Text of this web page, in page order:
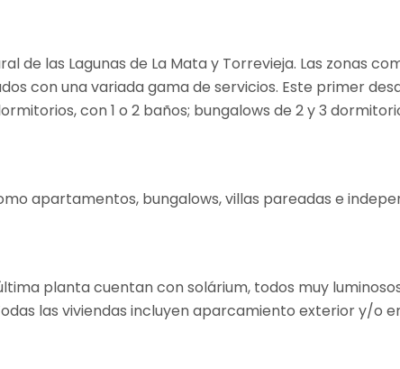
de las Lagunas de La Mata y Torrevieja. Las zonas
con una variada gama de servicios. Este primer
con 1 o 2 baños; bungalows de 2 y 3
apartamentos, bungalows, villas pareadas e
planta cuentan con solárium, todos muy
las viviendas incluyen aparcamiento exterior y/o